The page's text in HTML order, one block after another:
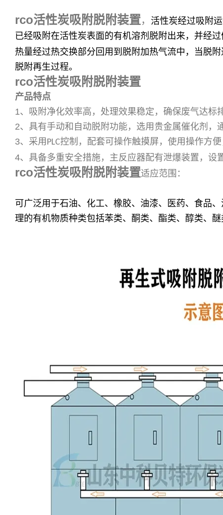
rco活性炭吸附脱附装置， 活性炭经过吸附
已经吸附在活性炭表面的有机溶剂脱附出来，并经
热量经过热交换部分回用到脱附加热气流中，当脱
脱附再生过程。
rco活性炭吸附脱附装置
产品特点
1、吸附净化效率高，处理效果稳定，确保废气达标
2、具有手动和自动脱附功能，选用贵金属催化剂
3、采用 PLC控制，配套可操作触摸屏，使用操作方
4、具备多重安全措施，主反应器配有泄爆装置，
rco活性炭吸附脱附装置适应范围：
可广泛用于石油、化工、橡胶、油漆、医药、食品
理的有机物质种类包括苯类、酮类、酯类、醇类、